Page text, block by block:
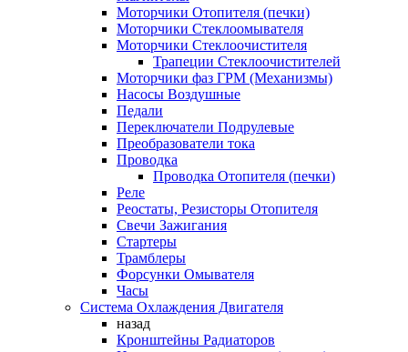
Моторчики Отопителя (печки)
Моторчики Стеклоомывателя
Моторчики Стеклоочистителя
Трапеции Стеклоочистителей
Моторчики фаз ГРМ (Механизмы)
Насосы Воздушные
Педали
Переключатели Подрулевые
Преобразователи тока
Проводка
Проводка Отопителя (печки)
Реле
Реостаты, Резисторы Отопителя
Свечи Зажигания
Стартеры
Трамблеры
Форсунки Омывателя
Часы
Система Охлаждения Двигателя
назад
Кронштейны Радиаторов